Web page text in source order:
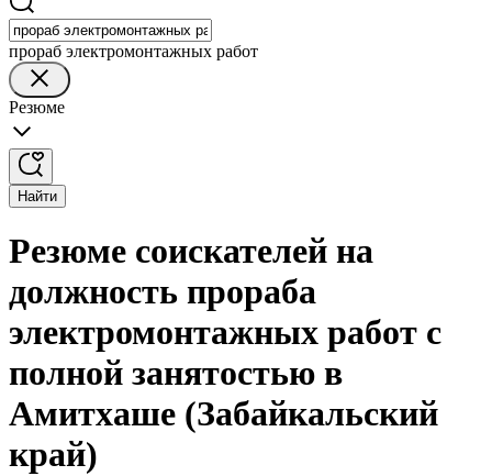
прораб электромонтажных работ
Резюме
Найти
Резюме соискателей на
должность прораба
электромонтажных работ с
полной занятостью в
Амитхаше (Забайкальский
край)